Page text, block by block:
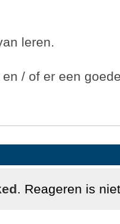
leren.
/ of er een
. Reageren is